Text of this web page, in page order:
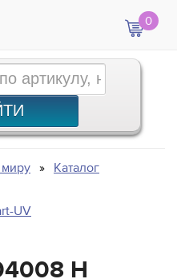
0
Каталог
UV
H